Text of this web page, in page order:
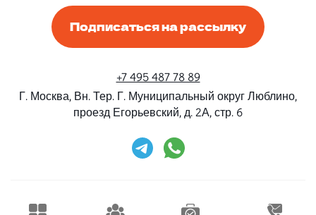
Подписаться на рассылку
+7 495 487 78 89
Г. Москва, Вн. Тер. Г. Муниципальный округ Люблино,
проезд Егорьевский, д. 2А, стр. 6